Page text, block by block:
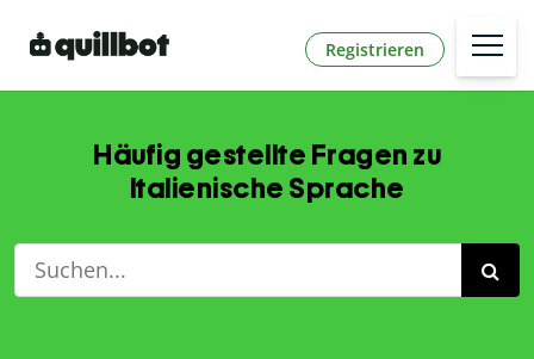
Registrieren
Häufig gestellte Fragen zu
Italienische Sprache